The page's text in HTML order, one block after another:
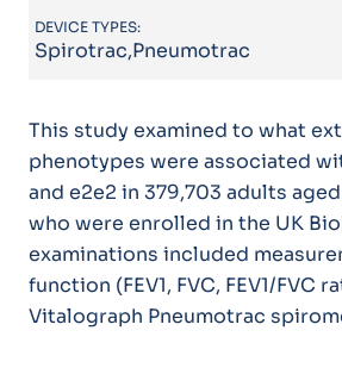
DEVICE TYPES:
Spirotrac,Pneumotrac
This study examined to what
phenotypes were associated
and e2e2 in 379,703 adults
who were enrolled in the UK
examinations included
function (FEV1, FVC, FEV1/FVC
Vitalograph Pneumotrac